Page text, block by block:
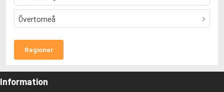
Övertorneå
Regioner
Information